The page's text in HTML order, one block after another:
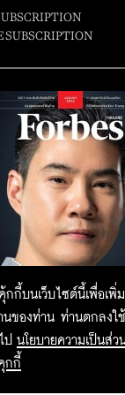
กกี้บนเว็บไซต์นี้เพื่อเพิ่ม
นของท่าน ท่านตกลงใ
ป นโยบายความเป็นส่ว
กกี้
SUBSCRIPTION
ALL